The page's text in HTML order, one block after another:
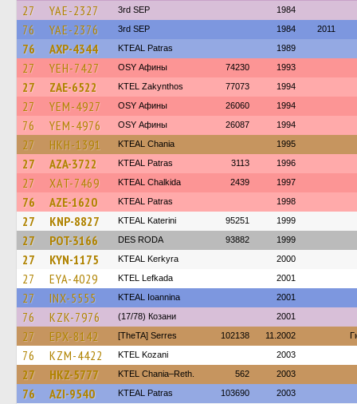
27 YAE-2327 3rd SEP 1984
76 YAE-2376 3rd SEP 1984 2011
76 AXP-4344 KTEAL Patras 1989
27 YEH-7427 OSY Афины 74230 1993
27 ZAE-6522 KTEL Zakynthos 77073 1994
27 YEM-4927 OSY Афины 26060 1994
76 YEM-4976 OSY Афины 26087 1994
27 HKH-1391 KTEAL Chania 1995
27 AZA-3722 KTEAL Patras 3113 1996
27 XAT-7469 KTEAL Chalkida 2439 1997
76 AZE-1620 KTEAL Patras 1998
27 KNP-8827 KTEAL Katerini 95251 1999
27 POT-3166 DES RODA 93882 1999
27 KYN-1175 KTEAL Kerkyra 2000
27 EYA-4029 KTEL Lefkada 2001
27 INX-5555 KTEAL Ioannina 2001
76 KZK-7976 (17/78) Козани 2001
27 EPX-8142 [TheTA] Serres 102138 11.2002
76 KZM-4422 ΚΤΕL Kozani 2003
27 HKZ-5777 KTEL Chania–Reth. 562 2003
76 AZI-9540 KTEAL Patras 103690 2003